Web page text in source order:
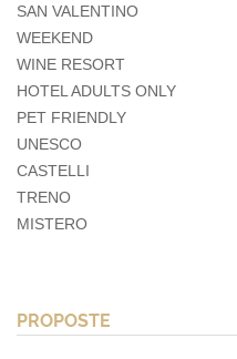
SAN VALENTINO
WEEKEND
WINE RESORT
HOTEL ADULTS ONLY
PET FRIENDLY
UNESCO
CASTELLI
TRENO
MISTERO
PROPOSTE